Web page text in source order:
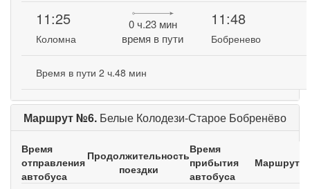
11:25
Коломна
0 ч.23 мин
время в пути
11:48
Бобренево
Время в пути 2 ч.48 мин
Маршрут №6. Белые Колодези-Старое Бобренёво
Время
отправления
автобуса
Продолжительность
поездки
Время
прибытия
автобуса
Маршрут